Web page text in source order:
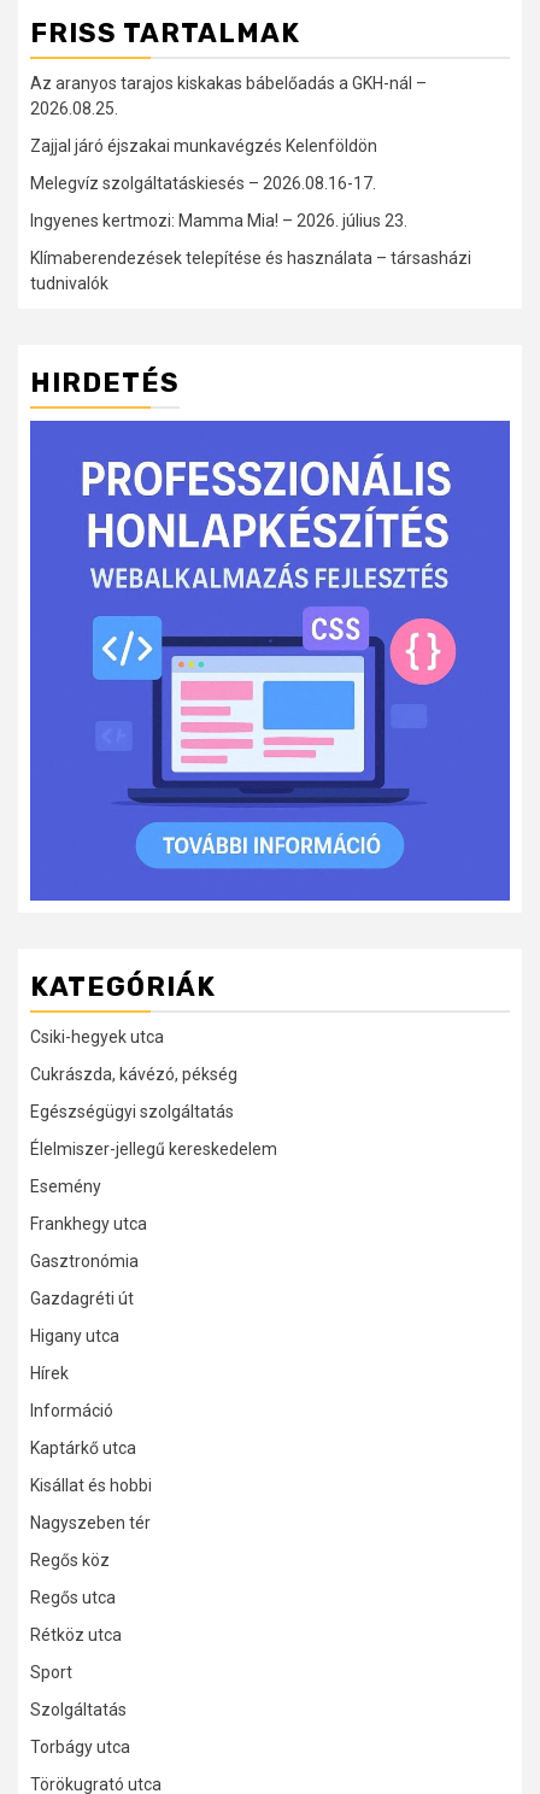
FRISS TARTALMAK
Az aranyos tarajos kiskakas bábelőadás a GKH-nál –
2026.08.25.
Zajjal járó éjszakai munkavégzés Kelenföldön
Melegvíz szolgáltatáskiesés – 2026.08.16-17.
Ingyenes kertmozi: Mamma Mia! – 2026. július 23.
Klímaberendezések telepítése és használata – társasházi
tudnivalók
HIRDETÉS
KATEGÓRIÁK
Csiki-hegyek utca
Cukrászda, kávézó, pékség
Egészségügyi szolgáltatás
Élelmiszer-jellegű kereskedelem
Esemény
Frankhegy utca
Gasztronómia
Gazdagréti út
Higany utca
Hírek
Információ
Kaptárkő utca
Kisállat és hobbi
Nagyszeben tér
Regős köz
Regős utca
Rétköz utca
Sport
Szolgáltatás
Torbágy utca
Törökugrató utca